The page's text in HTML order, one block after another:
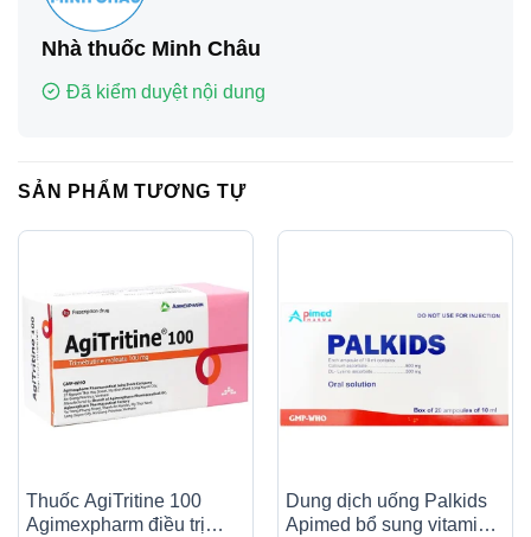
Nhà thuốc Minh Châu
Đã kiểm duyệt nội dung
SẢN PHẨM TƯƠNG TỰ
Thuốc AgiTritine 100
Agimexpharm điều trị
Dung dịch uống Palkids
Apimed bổ sung vitamin,